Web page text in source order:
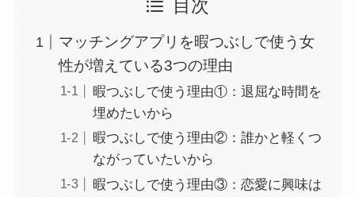
目次
マッチングアプリを暇つぶしで使う女
性が増えている3つの理由
暇つぶしで使う理由①：退屈な時間を
埋めたいから
暇つぶしで使う理由②：誰かと軽くつ
ながっていたいから
暇つぶしで使う理由③：恋愛に興味は